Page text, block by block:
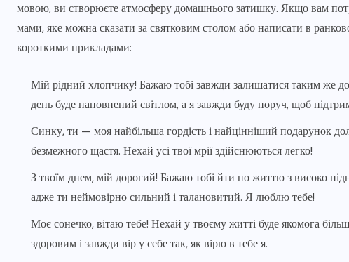
мовою, ви створюєте атмосферу домашнього затишку. Якщо вам
мами, яке можна сказати за святковим столом або написати в
короткими прикладами:
Мій рідний хлопчику! Бажаю тобі завжди залишатися таким же
день буде наповнений світлом, а я завжди буду поруч, щоб
Синку, ти — моя найбільша гордість і найцінніший подарунок
безмежного щастя. Нехай усі твої мрії здійснюються легко!
З твоїм днем, мій дорогий! Бажаю тобі йти по життю з високо
адже ти неймовірно сильний і талановитий. Я люблю тебе!
Моє сонечко, вітаю тебе! Нехай у твоєму житті буде якомога
здоровим і завжди вір у себе так, як вірю в тебе я.